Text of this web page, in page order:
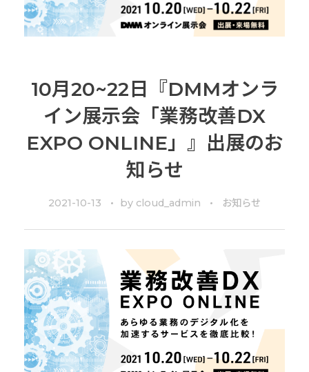
10月20~22日『DMMオンラ
イン展示会「業務改善DX
EXPO ONLINE」』出展のお
知らせ
2021-10-13 by cloud_admin お知らせ